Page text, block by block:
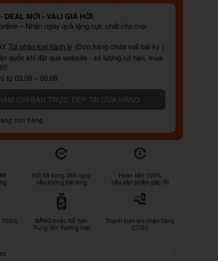
DEAL MỚI - VALI GIÁ HỜI
– Nhận ngay quà tặng cực chất cho mọi
Túi phân loại hành lý (Đơn hàng chứa vali bất kỳ )
quốc khi đặt qua website - số lượng có hạn, mua
từ 03.08 – 09.08
CHỈ BÁN TRỰC TIẾP TẠI CỬA HÀNG
còn hàng
Đổi trả trong 365 ngày
nếu không hài lòng
Hoàn tiền 100%
nếu sản phẩm gặp lỗi
100%
BẰNG hoặc RẺ hơn
Trung tâm thương mại
Thanh toán khi nhận hàng
(COD)